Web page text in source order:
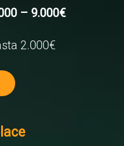
– 9.000€
2.000€